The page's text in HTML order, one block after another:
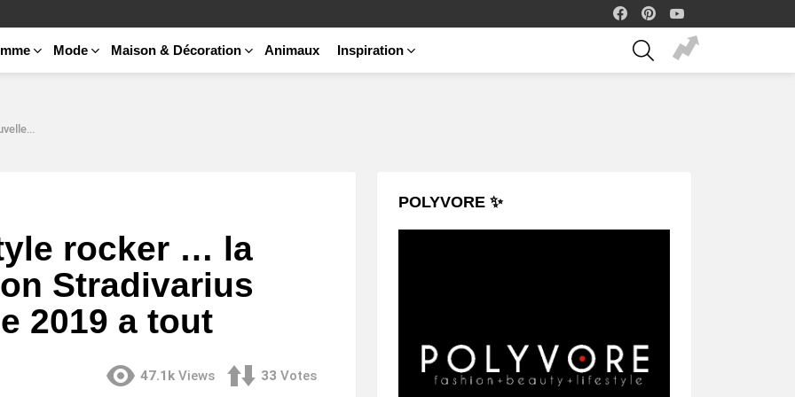
facebook
Mode Maison & Décoration Animaux Inspiration
SEARCH
a tout
rocker … la
Stradivarius
2019 a tout
47.1k Views 33 Votes
POLYVORE ✨